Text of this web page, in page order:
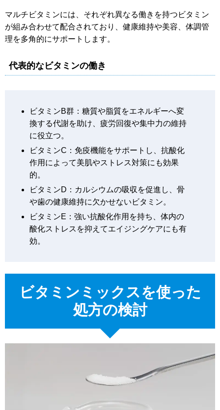
マルチビタミンには、それぞれ異なる働きを持つビタミン
が組み合わせて配合されており、健康維持や美容、体調管
理を多角的にサポートします。
代表的なビタミンの働き
ビタミンB群：糖質や脂質をエネルギーへ変
換する代謝を助け、疲労回復や集中力の維持
に役立つ。
ビタミンC：免疫機能をサポートし、抗酸化
作用によって美肌やストレス対策にも効果
的。
ビタミンD：カルシウムの吸収を促進し、骨
や歯の健康維持に欠かせないビタミン。
ビタミンE：強い抗酸化作用を持ち、体内の
酸化ストレスを抑えてエイジングケアにも有
効。
ビタミンミックスを使った
処方の検討